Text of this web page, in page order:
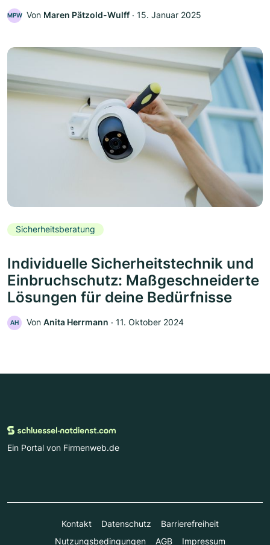
MPW Von Maren Pätzold-Wulff ‧ 15. Januar 2025
Sicherheitsberatung
Individuelle Sicherheitstechnik und
Einbruchschutz: Maßgeschneiderte
Lösungen für deine Bedürfnisse
AH Von Anita Herrmann ‧ 11. Oktober 2024
Ein Portal von Firmenweb.de
Kontakt Datenschutz
Barrierefreiheit
Nutzungsbedingungen
AGB Impressum